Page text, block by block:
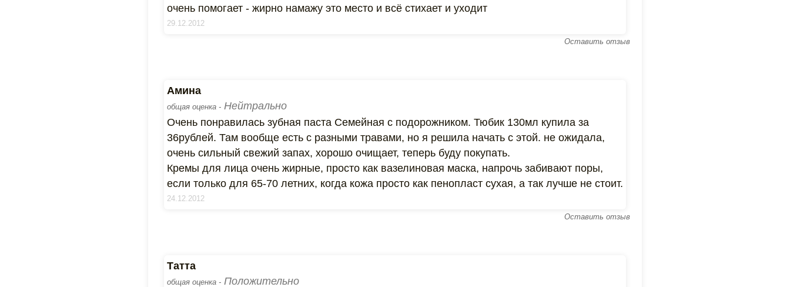
очень помогает - жирно намажу это место и всё стихает и уходит
29.12.2012
Оставить отзыв
Амина
общая оценка - Нейтрально
Очень понравилась зубная паста Семейная с подорожником. Тюбик 130мл купила за
36рублей. Там вообще есть с разными травами, но я решила начать с этой. не ожидала,
очень сильный свежий запах, хорошо очищает, теперь буду покупать.
Кремы для лица очень жирные, просто как вазелиновая маска, напрочь забивают поры,
если только для 65-70 летних, когда кожа просто как пенопласт сухая, а так лучше не стоит.
24.12.2012
Оставить отзыв
Татта
общая оценка - Положительно